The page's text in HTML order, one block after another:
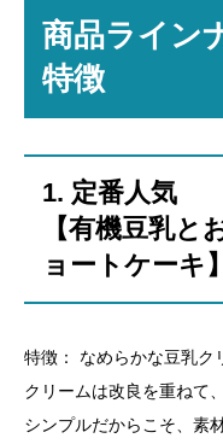
商品ライン
特徴
​1. 定番人気
【有機豆乳と
ョートケーキ】
特徴： なめらかな豆乳ク
クリームは改良を重ねて
シンプルだからこそ、素